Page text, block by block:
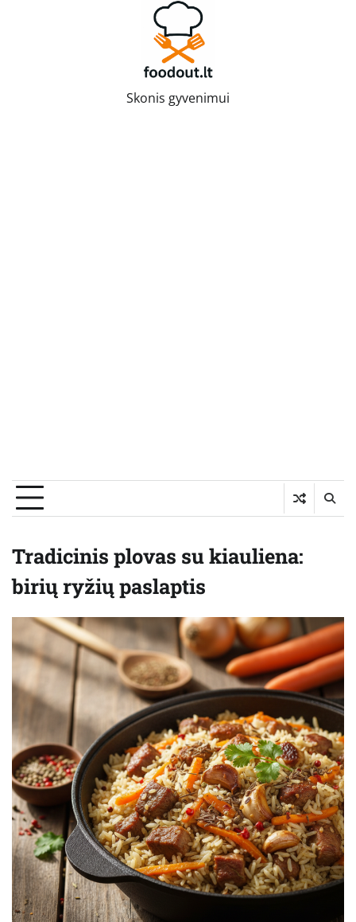
Skonis gyvenimui
Tradicinis plovas su kiauliena:
birių ryžių paslaptis